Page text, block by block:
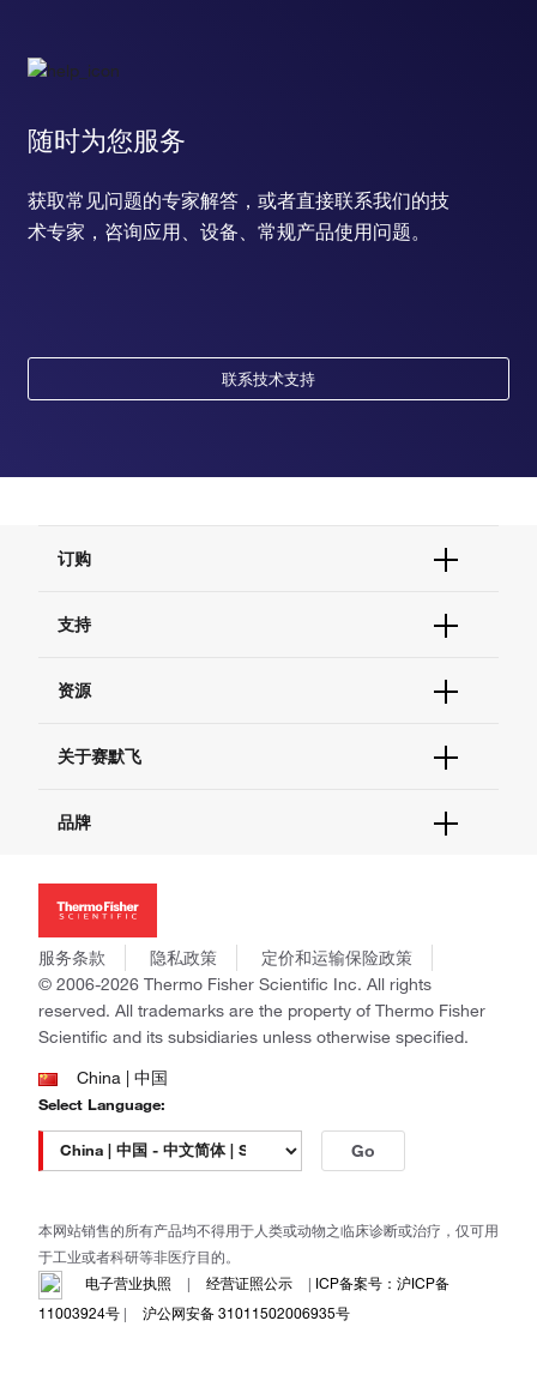
随时为您服务
获取常见问题的专家解答，或者直接联系我们的技
术专家，咨询应用、设备、常规产品使用问题。
联系技术支持
订购
订单支持
现货供应中心
支持
联系我们 - 400 820 8982
查找文件&证书
资源
促销
社交媒体
关于赛默飞
招聘
新闻
社会责任
商标
政策和通知
品牌
Applied Biosystems
Invitrogen
Gibco
Ion Torrent
Unity Lab Services
Patheon
PPD
服务条款 隐私政策
定价和运输保险政策
© 2006-2026 Thermo Fisher Scientific Inc. All rights
reserved. All trademarks are the property of Thermo Fisher
Scientific and its subsidiaries unless otherwise specified.
China | 中国
Select Language:
Go
本网站销售的所有产品均不得用于人类或动物之临床诊断或治疗，仅可用
于工业或者科研等非医疗目的。
电子营业执照
| 经营证照公示 | ICP备案号：沪ICP备
11003924号 | 沪公网安备 31011502006935号